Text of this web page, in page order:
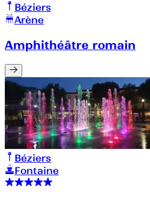
Béziers
Arène
Amphithéâtre romain
Béziers
Fontaine